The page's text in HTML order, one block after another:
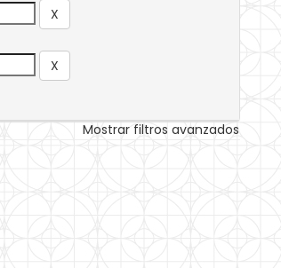
Mostrar filtros avanzados